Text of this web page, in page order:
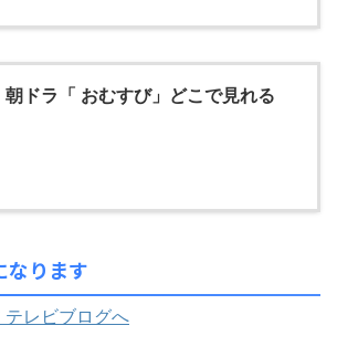
朝ドラ「 おむすび」どこで見れる
なります